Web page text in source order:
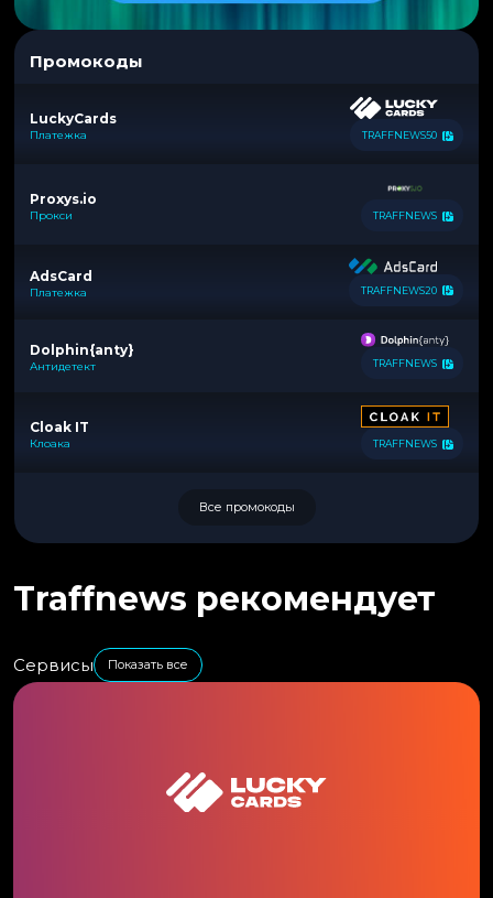
Промокоды
LuckyCards
Платежка TRAFFNEWS50
Proxys.io
Прокси TRAFFNEWS
AdsCard
Платежка TRAFFNEWS20
Dolphin{anty}
Антидетект TRAFFNEWS
Cloak IT
Клоака TRAFFNEWS
Все промокоды
Traffnews рекомендует
Сервисы Показать все